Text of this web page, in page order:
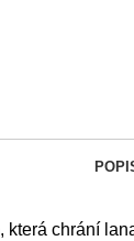
chrání